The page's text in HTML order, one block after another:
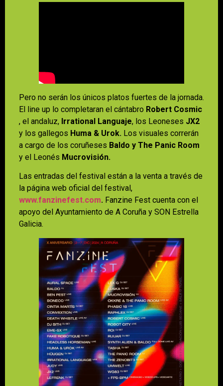
Pero no serán los únicos platos fuertes de la jornada.
El line up lo completaran el cántabro Robert Cosmic
, el andaluz, Irrational Languaje, los Leoneses JX2
y los gallegos Huma & Urok. Los visuales correrán
a cargo de los coruñeses Baldo y The Panic Room
y el Leonés Mucrovisión.
Las entradas del festival están a la venta a través de
la página web oficial del festival,
www.fanzinefest.com. Fanzine Fest cuenta con el
apoyo del Ayuntamiento de A Coruña y SON Estrella
Galicia.